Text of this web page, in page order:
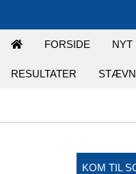
FORSIDE NYT
RESULTATER
KOM TIL